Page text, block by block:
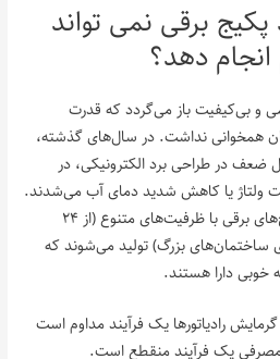
برقی نمی تواند
انجام دهد؟
و بی‌کیفیت باز می‌گردد که قدرت
همخوانی نداشت. در سال‌های گذشته،
ضعف در طراحی برد الکترونیکی، در
ولتاژ یا کاهش شدید دمای آب می‌شدند.
اما در تکنولوژی‌های جدید، پکیج‌های برقی با ظرفیت‌های متنوع (از ۲۴
ساختمان‌های بزرگ) تولید می‌شوند که
خوبی دارا هستند.
رادیاتورها یک فرآیند مداوم است
مصرفی یک فرآیند منقطع است.